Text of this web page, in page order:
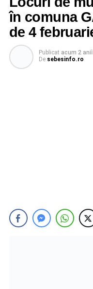
în comuna
de 4
Publicat acum 2 ani
De sebesinfo.ro